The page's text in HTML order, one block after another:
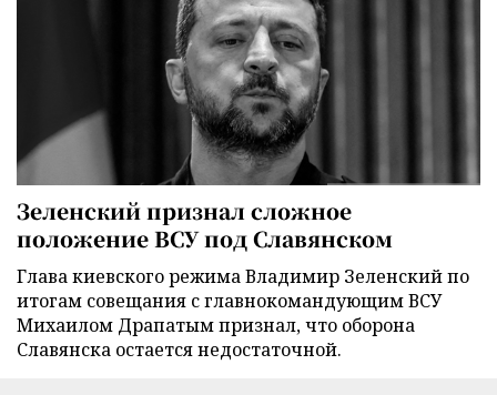
Зеленский признал сложное
положение ВСУ под Славянском
Глава киевского режима Владимир Зеленский по
итогам совещания с главнокомандующим ВСУ
Михаилом Драпатым признал, что оборона
Славянска остается недостаточной.